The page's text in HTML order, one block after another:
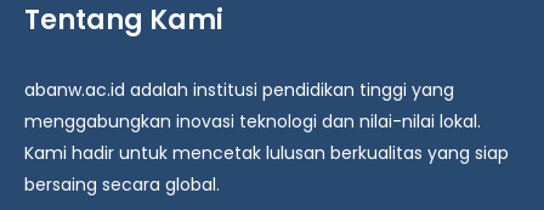
Tentang Kami
abanw.ac.id adalah institusi pendidikan tinggi yang
menggabungkan inovasi teknologi dan nilai-nilai lokal.
Kami hadir untuk mencetak lulusan berkualitas yang siap
bersaing secara global.